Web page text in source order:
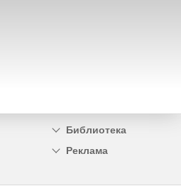
Библиотека
Реклама